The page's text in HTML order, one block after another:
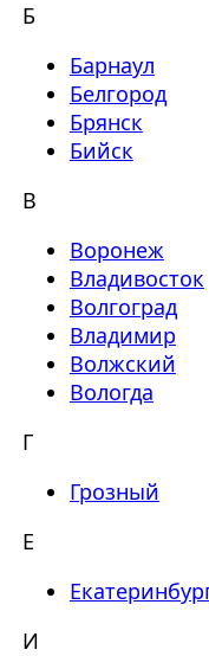
Б
Барнаул
Белгород
Брянск
Бийск
В
Воронеж
Владивосток
Волгоград
Владимир
Волжский
Вологда
Г
Грозный
Е
И